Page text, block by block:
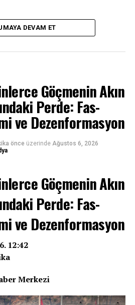
DEVAM ET
Göçmenin Akın
Perde: Fas-
ve Dezenformasyon
önce üzerinde Ağustos 6, 2026
Göçmenin Akın
Perde: Fas-
ve Dezenformasyon
12:42
Merkezi